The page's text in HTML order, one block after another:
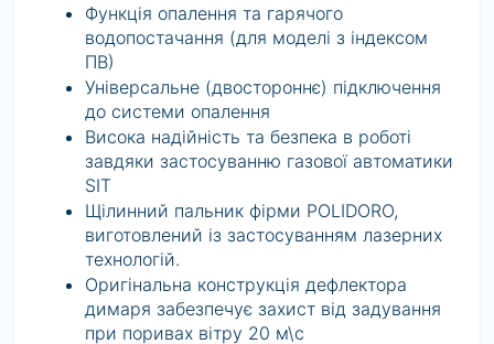
Функція опалення та гарячого
водопостачання (для моделі з індексом
ПВ)
Універсальне (двостороннє) підключення
до системи опалення
Висока надійність та безпека в роботі
завдяки застосуванню газової автоматики
SIT
Щілинний пальник фірми POLIDORO,
виготовлений із застосуванням лазерних
технологій.
Оригінальна конструкція дефлектора
димаря забезпечує захист від задування
при поривах вітру 20 м\с